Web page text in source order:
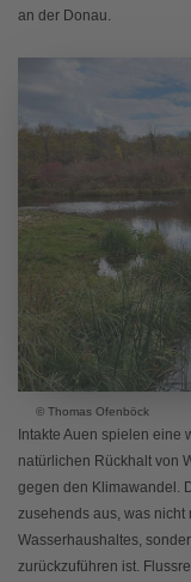
an der Donau.
© Thomas Ofenböck
Intakte Auen spielen eine
natürlichen Rückhalt von
gegen den Klimawandel.
zusehends aus, was nicht
Wasserhaushaltes,
zurückzuführen ist.